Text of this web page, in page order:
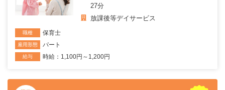
27分
放課後等デイサービス
職種 保育士
雇用形態 パート
給与 時給：1,100円～1,200円